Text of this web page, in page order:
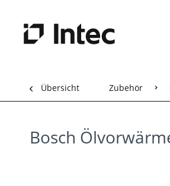
Übersicht Zubehör
Bosch